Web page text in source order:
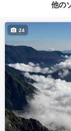
他の
24